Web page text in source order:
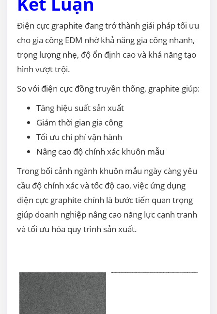
Điện cực graphite đang trở thành giải pháp tối ưu
cho gia công EDM nhờ khả năng gia công nhanh,
trọng lượng nhẹ, độ ổn định cao và khả năng tạo
hình vượt trội.
So với điện cực đồng truyền thống, graphite giúp:
Tăng hiệu suất sản xuất
Giảm thời gian gia công
Tối ưu chi phí vận hành
Nâng cao độ chính xác khuôn mẫu
Trong bối cảnh ngành khuôn mẫu ngày càng yêu
cầu độ chính xác và tốc độ cao, việc ứng dụng
điện cực graphite chính là bước tiến quan trọng
giúp doanh nghiệp nâng cao năng lực cạnh tranh
và tối ưu hóa quy trình sản xuất.